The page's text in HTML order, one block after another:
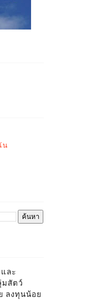
น
ละ
มสัตว์
ลงทุนน้อย